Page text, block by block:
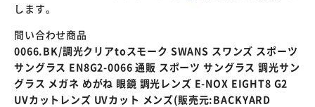
します。
問い合わせ商品
0066.BK/調光クリアtoスモーク SWANS スワンズ スポーツ
サングラス EN8G2-0066 通販 スポーツ サングラス 調光サン
グラス メガネ めがね 眼鏡 調光レンズ E-NOX EIGHT8 G2
UVカットレンズ UVカット メンズ(販売元:BACKYARD